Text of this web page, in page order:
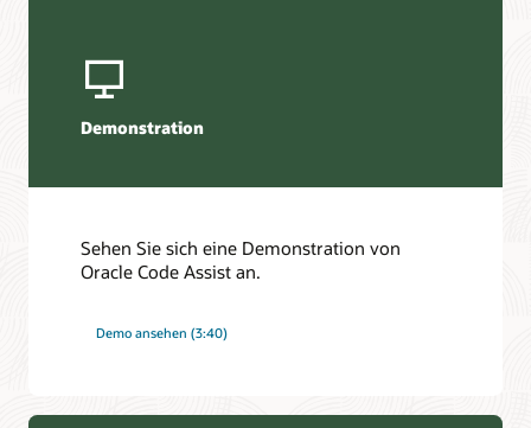
Demonstration
Sehen Sie sich eine Demonstration von
Oracle Code Assist an.
Demo ansehen (3:40)